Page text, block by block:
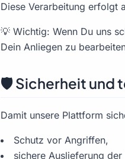
Diese Verarbeitung erfolgt
💡 Wichtig: Wenn Du uns
Dein Anliegen zu
🛡️ Sicherheit und
Damit unsere Plattform
Schutz vor Angriffen,
sichere Auslieferung der